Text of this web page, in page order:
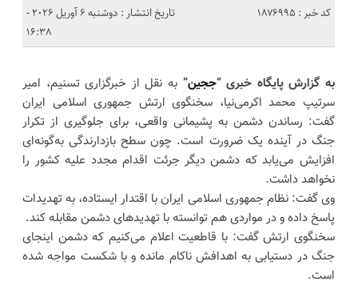
کد خبر : 1876995
تاریخ انتشار : دوشنبه 6 آوریل 2026 -
16:38
به گزارش پایگاه خبری “ججین” به نقل از خبرگزاری تسنیم، امیر
سرتیپ محمد اکرمی‌نیا، سخنگوی ارتش جمهوری اسلامی ایران
گفت: رساندن دشمن به پشیمانی واقعی، برای جلوگیری از تکرار
جنگ در آینده یک ضرورت است. چون سطح بازدارندگی به‌گونه‌ای
افزایش می‌یابد که دشمن دیگر جرئت اقدام مجدد علیه کشور را
نخواهد داشت.
وی گفت: نظام جمهوری اسلامی ایران با اقتدار ایستاده، به تهدیدات
پاسخ داده و در مواردی هم توانسته با تهدیدهای دشمن مقابله کند.
سخنگوی ارتش گفت: با قاطعیت اعلام می‌کنیم که دشمن اینجای
جنگ در دستیابی به اهدافش ناکام مانده و با شکست مواجه شده
است.